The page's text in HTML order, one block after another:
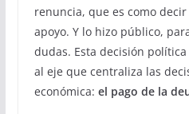
renuncia, que es como
apoyo. Y lo hizo público,
dudas. Esta decisión
al eje que centraliza las
económica: el pago de la